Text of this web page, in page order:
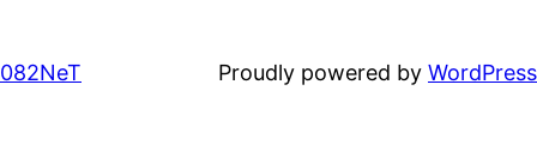
082NeT Proudly powered by WordPress